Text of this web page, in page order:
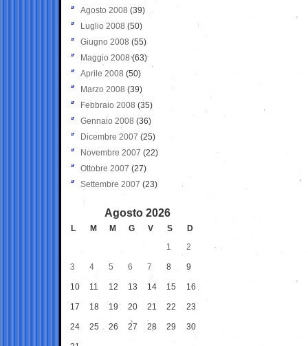
Agosto 2008 (39)
Luglio 2008 (50)
Giugno 2008 (55)
Maggio 2008(63)
Aprile 2008 (50)
Marzo 2008 (39)
Febbraio 2008 (35)
Gennaio 2008 (36)
Dicembre 2007 (25)
Novembre 2007 (22)
Ottobre 2007 (27)
Settembre 2007 (23)
Agosto 2026
L M M G V S
D
1
2
3 4 5 6 7 8 9
10 11 12 13 14 15 16
17 18 19 20 21 22 23
24 25 26 27 28 29 30